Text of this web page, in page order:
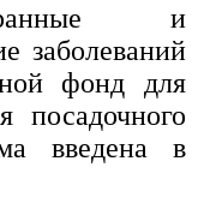
и
заболеваний
фонд для
посадочного
введена в